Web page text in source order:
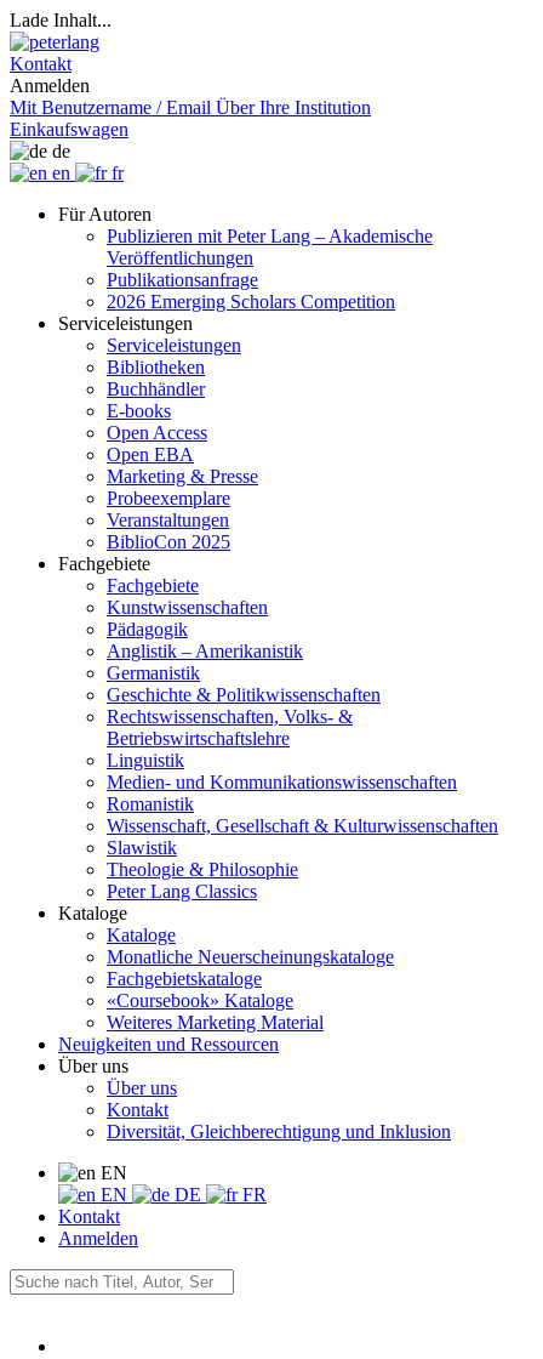
Lade Inhalt...
Kontakt
Anmelden
Mit Benutzername / Email Über Ihre Institution
Einkaufswagen
de
en
fr
Für Autoren
Publizieren mit Peter Lang – Akademische
Veröffentlichungen
Publikationsanfrage
2026 Emerging Scholars Competition
Serviceleistungen
Serviceleistungen
Bibliotheken
Buchhändler
E-books
Open Access
Open EBA
Marketing & Presse
Probeexemplare
Veranstaltungen
BiblioCon 2025
Fachgebiete
Fachgebiete
Kunstwissenschaften
Pädagogik
Anglistik – Amerikanistik
Germanistik
Geschichte & Politikwissenschaften
Rechtswissenschaften, Volks- &
Betriebswirtschaftslehre
Linguistik
Medien- und Kommunikationswissenschaften
Romanistik
Wissenschaft, Gesellschaft & Kulturwissenschaften
Slawistik
Theologie & Philosophie
Peter Lang Classics
Kataloge
Kataloge
Monatliche Neuerscheinungskataloge
Fachgebietskataloge
«Coursebook» Kataloge
Weiteres Marketing Material
Neuigkeiten und Ressourcen
Über uns
Über uns
Kontakt
Diversität, Gleichberechtigung und Inklusion
EN
EN
DE
FR
Kontakt
Anmelden